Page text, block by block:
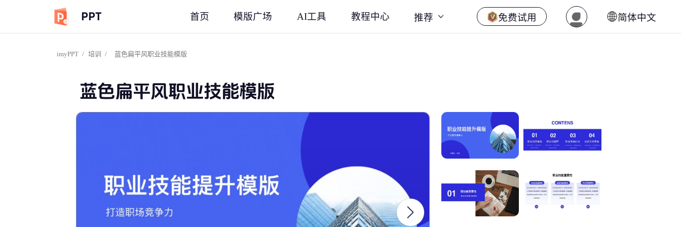
PPT 首页 模版广场 AI工具 教程中心 推荐 免费试用 简体中文
imyPPT / 培训 / 蓝色扁平风职业技能模版
蓝色扁平风职业技能模版